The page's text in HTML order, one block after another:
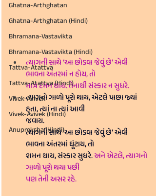
Ghatna-Arthghatan
Ghatna-Arthghatan (Hindi)
Bhramana-Vastavikta
Bhramana-Vastavikta (Hindi)
Tattva-Atattva
Tattva-Atattva (Hindi)
Vivek-Avivek
Vivek-Avivek (Hindi)
Anupreksha (Hindi)
ત્યાગની સાથે ‘આ છોડવા જેવું છે’ એવી
ભાવના અંતરમાં ન હોય, તો
માત્ર દમન થાય. તેનાથી સંસ્કાર ન સુધરે.
ત્યાગનો ગાળો પૂરો થાય, એટલે પાછા જ્યાં
હતા, ત્યાં ના ત્યાં આવી
જવાય.
ત્યાગની સાથે ‘આ છોડવા જેવું છે’ એવી
ભાવના અંતરમાં ઘૂંટાય, તો
શમન થાય, સંસ્કાર સુધરે.અને એટલે, ત્યાગનો
ગાળો પૂરો થયા પછી
પણ તેની અસર રહે.